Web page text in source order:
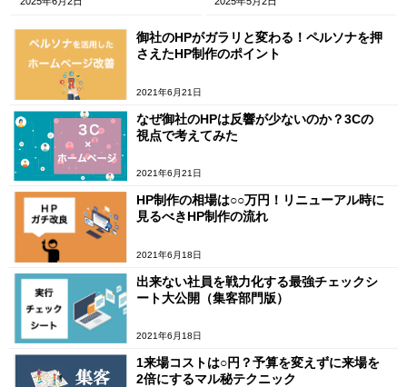
御社のHPがガラリと変わる！ペルソナを押
さえたHP制作のポイント
2021年6月21日
なぜ御社のHPは反響が少ないのか？3Cの
視点で考えてみた
2021年6月21日
HP制作の相場は○○万円！リニューアル時に
見るべきHP制作の流れ
2021年6月18日
出来ない社員を戦力化する最強チェックシ
ート大公開（集客部門版）
2021年6月18日
1来場コストは○円？予算を変えずに来場を
2倍にするマル秘テクニック